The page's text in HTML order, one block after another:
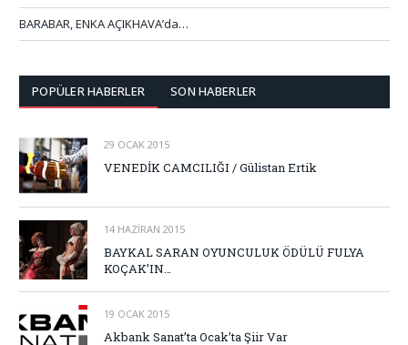
BARABAR, ENKA AÇIKHAVA’da…
POPÜLER HABERLER SON HABERLER
29 OCAK 2015
VENEDİK CAMCILIĞI / Gülistan Ertik
14 HAZIRAN 2015
BAYKAL SARAN OYUNCULUK ÖDÜLÜ FULYA
KOÇAK’IN…
19 OCAK 2015
Akbank Sanat’ta Ocak’ta Şiir Var